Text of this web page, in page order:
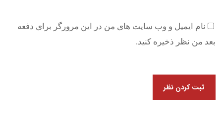
نام ایمیل و وب سایت های من در این مرورگر برای دفعه
بعد من نظر ذخیره کنید.